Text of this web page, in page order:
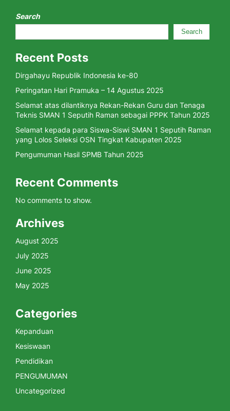
Search
Search
Recent Posts
Dirgahayu Republik Indonesia ke-80
Peringatan Hari Pramuka – 14 Agustus 2025
Selamat atas dilantiknya Rekan-Rekan Guru dan Tenaga
Teknis SMAN 1 Seputih Raman sebagai PPPK Tahun 2025
Selamat kepada para Siswa-Siswi SMAN 1 Seputih Raman
yang Lolos Seleksi OSN Tingkat Kabupaten 2025
Pengumuman Hasil SPMB Tahun 2025
Recent Comments
No comments to show.
Archives
August 2025
July 2025
June 2025
May 2025
Categories
Kepanduan
Kesiswaan
Pendidikan
PENGUMUMAN
Uncategorized